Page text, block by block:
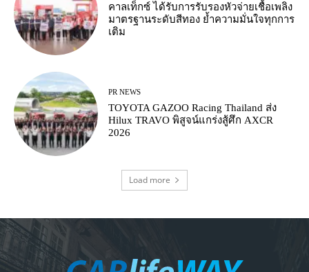
คาลเท็กซ์ ได้รับการรับรองหัวจ่ายเชื้อเพลิง
มาตรฐานระดับสีทอง ย้ำความมั่นใจทุกการ
เติม
PR NEWS
TOYOTA GAZOO Racing Thailand ส่ง
Hilux TRAVO พิสูจน์แกร่งสู้ศึก AXCR
2026
Load more